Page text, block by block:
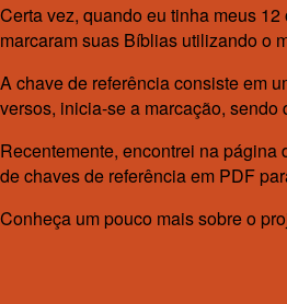
Certa vez, quando eu tinha meus
marcaram suas Bíblias utilizando o
A chave de referência consiste em
versos, inicia-se a marcação,
Recentemente, encontrei na página
de chaves de referência em PDF
Conheça um pouco mais sobre o